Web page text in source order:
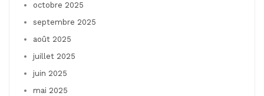
octobre 2025
septembre 2025
août 2025
juillet 2025
juin 2025
mai 2025